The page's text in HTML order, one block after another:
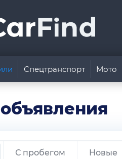
Спецтранспорт Мото
С пробегом Новые